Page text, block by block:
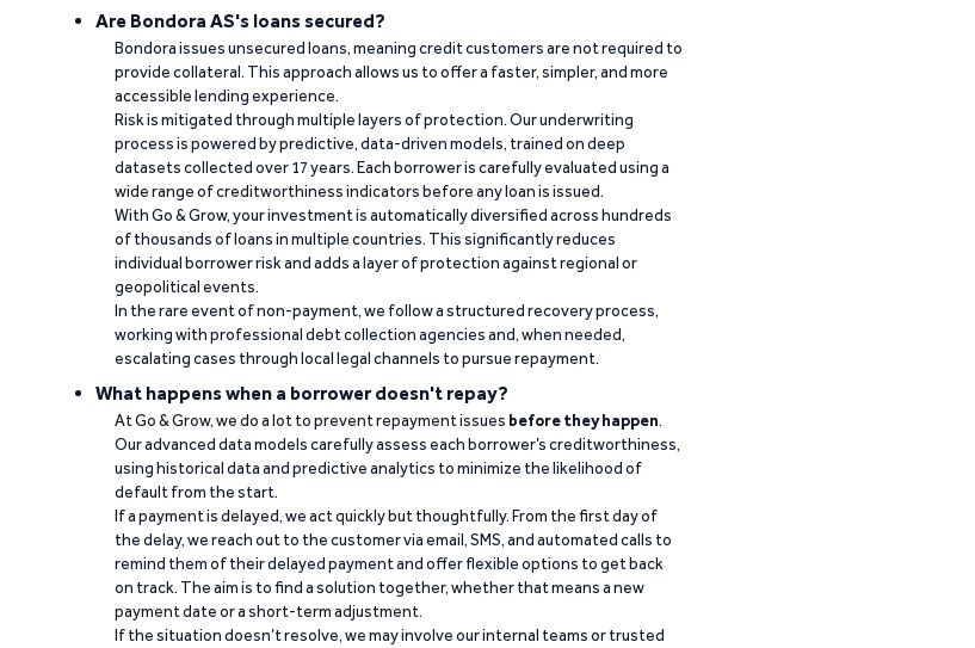
Are Bondora AS's loans secured?
Bondora issues unsecured loans, meaning credit customers are not required to
provide collateral. This approach allows us to offer a faster, simpler, and more
accessible lending experience.
Risk is mitigated through multiple layers of protection. Our underwriting
process is powered by predictive, data-driven models, trained on deep
datasets collected over 17 years. Each borrower is carefully evaluated using a
wide range of creditworthiness indicators before any loan is issued.
With Go & Grow, your investment is automatically diversified across hundreds
of thousands of loans in multiple countries. This significantly reduces
individual borrower risk and adds a layer of protection against regional or
geopolitical events.
In the rare event of non-payment, we follow a structured recovery process,
working with professional debt collection agencies and, when needed,
escalating cases through local legal channels to pursue repayment.
What happens when a borrower doesn't repay?
At Go & Grow, we do a lot to prevent repayment issues before they happen.
Our advanced data models carefully assess each borrower’s creditworthiness,
using historical data and predictive analytics to minimize the likelihood of
default from the start.
If a payment is delayed, we act quickly but thoughtfully. From the first day of
the delay, we reach out to the customer via email, SMS, and automated calls to
remind them of their delayed payment and offer flexible options to get back
on track. The aim is to find a solution together, whether that means a new
payment date or a short-term adjustment.
If the situation doesn’t resolve, we may involve our internal teams or trusted